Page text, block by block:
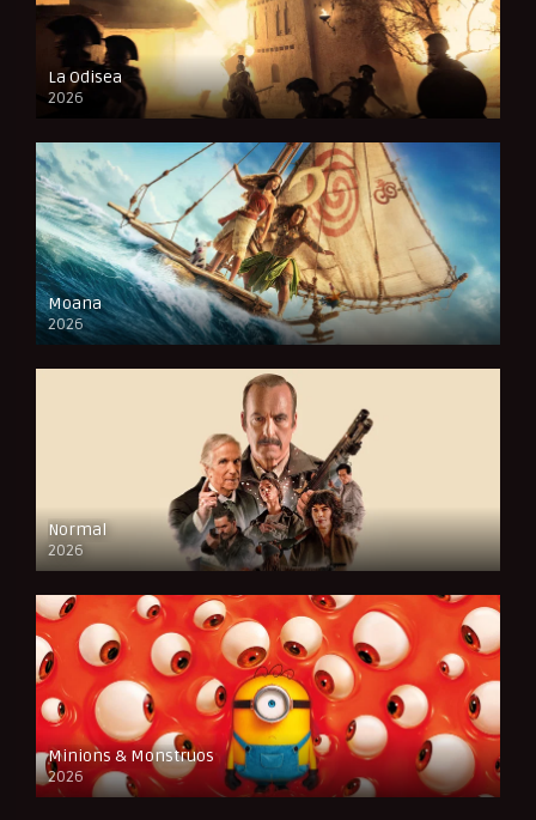
La Odisea
2026
CAM
Moana
2026
CAM
Normal
2026
FULL HD
Minions & Monstruos
2026
CAM